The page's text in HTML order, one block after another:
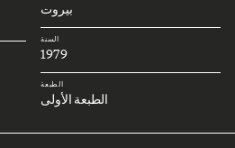
بيروت
السنة
1979
الطبعة
الطبعة الأولى